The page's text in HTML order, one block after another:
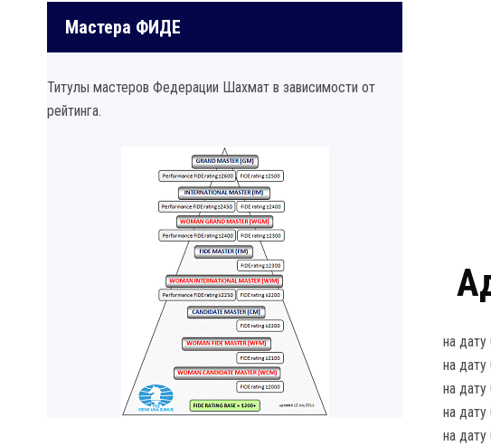
Мастера ФИДЕ
Титулы мастеров Федерации Шахмат в зависимости от
рейтинга.
на
на
на
на
на